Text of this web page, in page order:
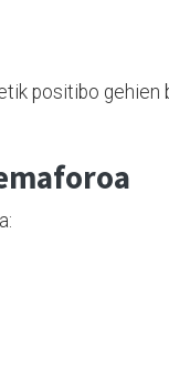
positibo gehien